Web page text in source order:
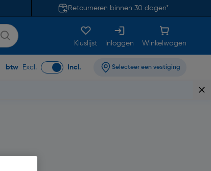
Retourneren binnen 30 dagen*
Kluslijst Inloggen Winkelwagen
btw Excl. Incl. Selecteer een vestiging